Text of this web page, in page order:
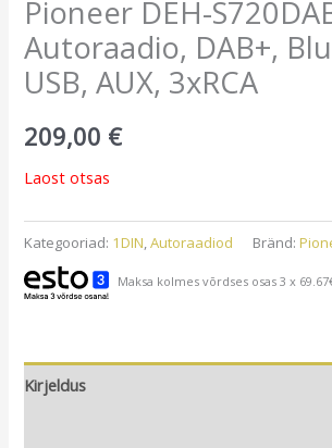
Pioneer DEH-
Autoraadio, DAB+,
USB, AUX, 3xRCA
209,00 €
Laost otsas
Kategooriad: 1DIN ,Autoraadiod Bränd:
Maksa kolmes võrdses osas 3 x
Kirjeldus